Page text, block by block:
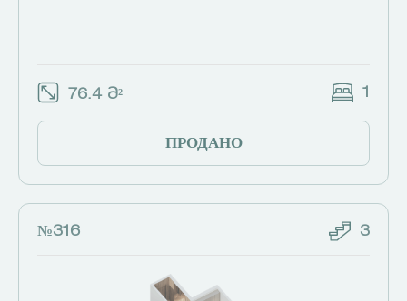
76.4 Მ² 1
ПРОДАНО
№316 3